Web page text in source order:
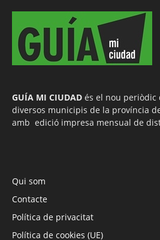
GUÍA MI CIUDAD és el nou periòdic
diversos municipis de la província
amb edició impresa mensual de
Qui som
Contacte
Política de privacitat
Política de cookies (UE)